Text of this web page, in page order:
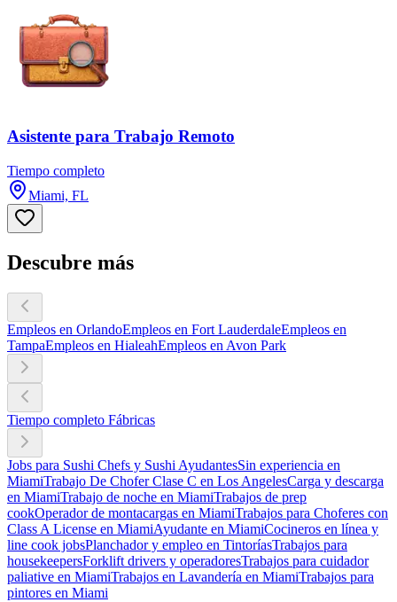
Asistente para Trabajo Remoto
Tiempo completo
Miami, FL
Descubre más
Empleos en OrlandoEmpleos en Fort LauderdaleEmpleos en
TampaEmpleos en HialeahEmpleos en Avon Park
Tiempo completo Fábricas
Jobs para Sushi Chefs y Sushi AyudantesSin experiencia en
MiamiTrabajo De Chofer Clase C en Los AngelesCarga y descarga
en MiamiTrabajo de noche en MiamiTrabajos de prep
cookOperador de montacargas en MiamiTrabajos para Choferes con
Class A License en MiamiAyudante en MiamiCocineros en línea y
line cook jobsPlanchador y empleo en TintoríasTrabajos para
housekeepersForklift drivers y operadoresTrabajos para cuidador
paliative en MiamiTrabajos en Lavandería en MiamiTrabajos para
pintores en Miami